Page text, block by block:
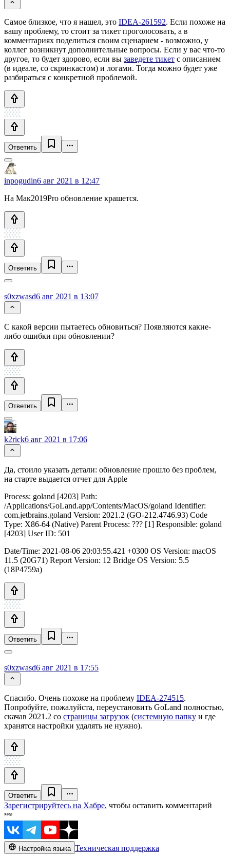
Самое близкое, что я нашел, это IDEA-261592. Если похоже на
вашу проблему, то стоит за тикет проголосовать, а в
комментариях поделиться своим сценарием - возможно, у
коллег возникнут дополнительные вопросы. Если у вас что-то
другое, то будет здорово, если вы заведете тикет с описанием
(в идеале, со скринкастом) и логами. Тогда можно будет уже
разбираться с конкретной проблемой.
Ответить
inpogudin6 авг 2021 в 12:47
На Мак2019Pro обновление крашется.
Ответить
s0xzwasd6 авг 2021 в 13:07
С какой версии пытаетесь обновиться? Появляются какие-
либо ошибки при обновлении?
Ответить
k2rick6 авг 2021 в 17:06
Да, стоило указать детали: обновление прошло без проблем,
на старте выдается отчет для Apple
Process: goland [4203] Path:
/Applications/GoLand.app/Contents/MacOS/goland Identifier:
com.jetbrains.goland Version: 2021.2 (GO-212.4746.93) Code
Type: X86-64 (Native) Parent Process: ??? [1] Responsible: goland
[4203] User ID: 501
Date/Time: 2021-08-06 20:03:55.421 +0300 OS Version: macOS
11.5 (20G71) Report Version: 12 Bridge OS Version: 5.5
(18P4759a)
Ответить
s0xzwasd6 авг 2021 в 17:55
Спасибо. Очень похоже на проблему IDEA-274515.
Попробуйте, пожалуйста, переустановить GoLand полностью,
скачав 2021.2 со страницы загрузок (системную папку и где
хранятся настройки удалять не нужно).
Ответить
Зарегистрируйтесь на Хабре, чтобы оставить комментарий
Настройка языка Техническая поддержка